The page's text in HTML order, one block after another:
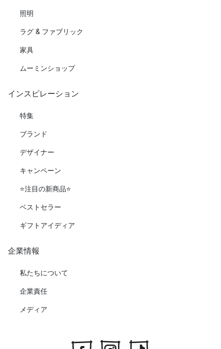
照明
ラグ & ファブリック
家具
ムーミンショップ
インスピレーション
特集
ブランド
デザイナー
キャンペーン
⭐️注目の新商品⭐️
ベストセラー
ギフトアイディア
企業情報
私たちについて
企業責任
メディア